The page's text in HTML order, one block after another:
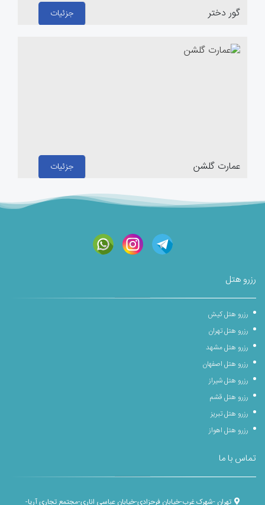
گور دختر جزئیات
عمارت گلشن جزئیات
رزرو هتل
رزرو هتل کیش
رزرو هتل تهران
رزرو هتل مشهد
رزرو هتل اصفهان
رزرو هتل شیراز
رزرو هتل قشم
رزرو هتل تبریز
رزرو هتل اهواز
تماس با ما
تهران -شهرک غرب-خیابان فرحزادی-خیابان عباسی اناری-مجتمع تجاری آریا-